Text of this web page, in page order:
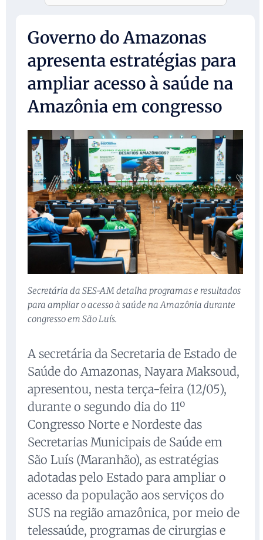
Governo do Amazonas
apresenta estratégias para
ampliar acesso à saúde na
Amazônia em congresso
Secretária da SES-AM detalha programas e resultados
para ampliar o acesso à saúde na Amazônia durante
congresso em São Luís.
A secretária da Secretaria de Estado de
Saúde do Amazonas, Nayara Maksoud,
apresentou, nesta terça-feira (12/05),
durante o segundo dia do 11º
Congresso Norte e Nordeste das
Secretarias Municipais de Saúde em
São Luís (Maranhão), as estratégias
adotadas pelo Estado para ampliar o
acesso da população aos serviços do
SUS na região amazônica, por meio de
telessaúde, programas de cirurgias e